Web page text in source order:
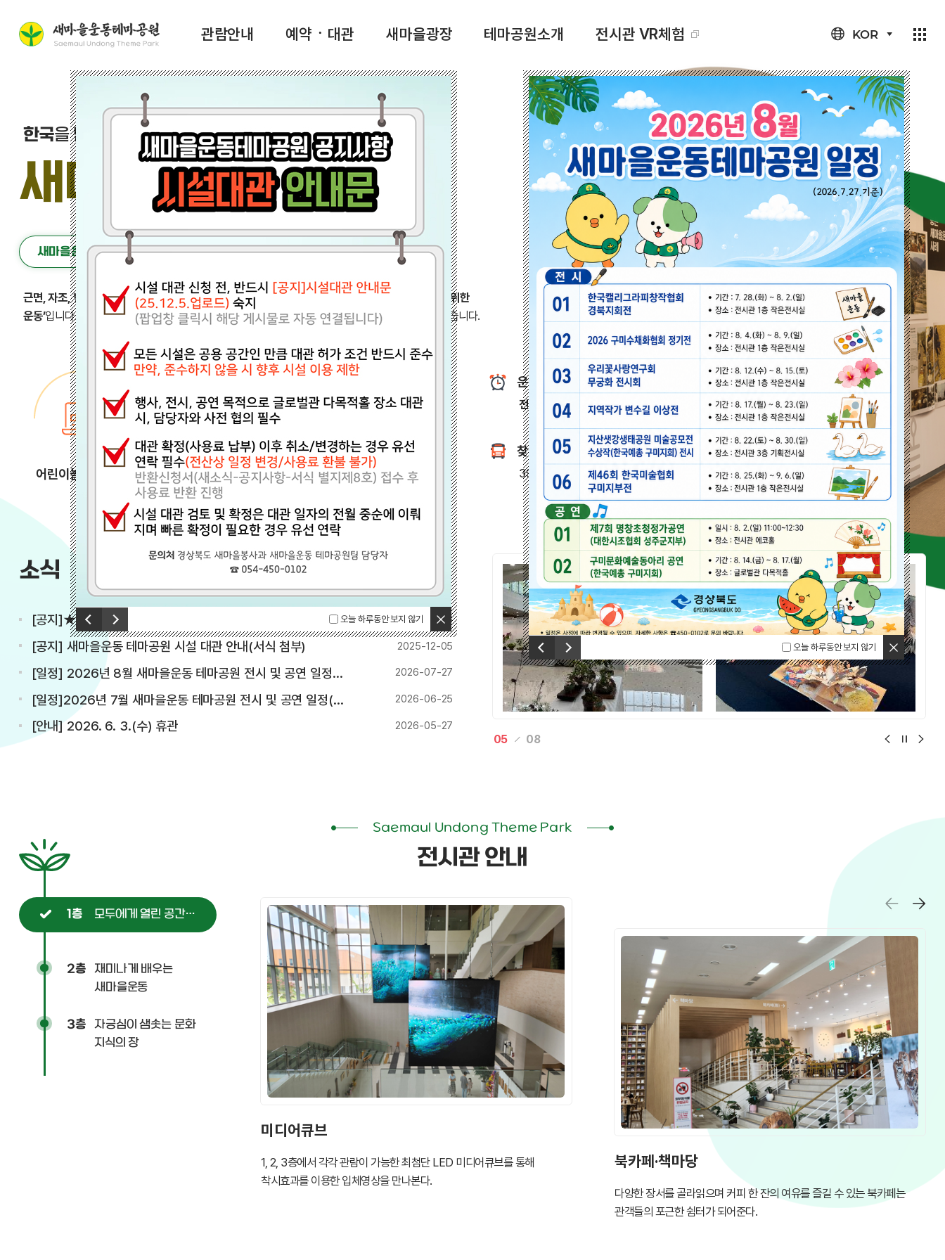
관람안내 예약ㆍ대관 새마을광장 테마공원소개 전시관 VR체험 KOR
이전 다음 오늘 하루동안 보지 않기
닫기
이전 다음 오늘 하루동안 보지 않기
닫기
한국을 넘어 로 전파되는새마을운동의 본산
새마을운동테마공원
새마을운동이란?
근면, 자조, 협동 정신을 바탕으로“잘 살아보세~”를 외치며 국민과 국가의 의지가 결합된
‘잘 살기 위한
운동’입니다. 새마을운동테마공원은 새마을운동의 정신과 성과를 계승하고 기념하기위해 조성되었습니다.
어린이놀이터 예약 예약확인/취소 대관신청
운영시간
전시관 09:00 - 18:00,야외공원24시간
찾아오시는 길
39332 경북 구미시 박정희로 155
소식
[공지]★대관 예약 변경 안내★ 2026-02-26
[공지] 새마을운동 테마공원 시설 대관 안내(서식 첨부) 2025-12-05
[일정] 2026년 8월 새마을운동 테마공원 전시 및 공연 일정(7.27. 기준) 2026-07-27
[일정]2026년 7월 새마을운동 테마공원 전시 및 공연 일정(7.2. 기준) 2026-06-25
[안내] 2026. 6. 3.(수) 휴관 2026-05-27
행사·이벤트
05 08
Saemaul Undong Theme Park
전시관 안내
1층 모두에게 열린 공간으로
미디어큐브
1, 2, 3층에서 각각 관람이 가능한 최첨단 LED 미디어큐브를 통해
착시효과를 이용한 입체영상을 만나본다.
북카페·책마당
다양한 장서를 골라읽으며 커피 한 잔의 여유를 즐길 수 있는 북카페는
관객들의 포근한 쉼터가 되어준다.
2층 재미나게 배우는
새마을운동
3층 자긍심이 샘솟는 문화
지식의 장